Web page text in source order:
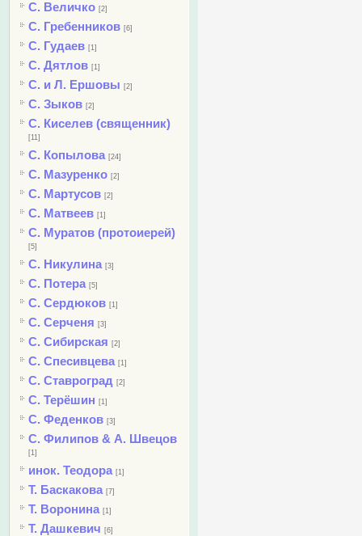
С. Величко [2]
С. Гребенников [6]
С. Гудаев [1]
С. Дятлов [1]
С. и Л. Ершовы [2]
С. Зыков [2]
С. Киселев (священник)
[11]
С. Копылова [24]
С. Мазуренко [2]
С. Мартусов [2]
С. Матвеев [1]
С. Муратов (протоиерей)
[5]
С. Никулина [3]
С. Потера [5]
С. Сердюков [1]
С. Серченя [3]
С. Сибирская [2]
С. Спесивцева [1]
С. Ставроград [2]
С. Терёшин [1]
С. Феденков [3]
С. Филипов & А. Швецов
[1]
инок. Теодора [1]
Т. Баскакова [7]
Т. Воронина [1]
Т. Дашкевич [6]